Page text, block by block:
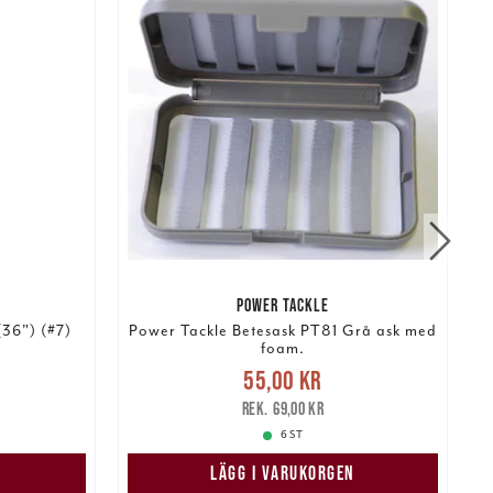
(#7)
POWER TACKLE
Power Tackle Betesask PT81 Grå ask med
foam.
Nuvarande pris :55,00 kr
pris: 69,00 kr
55,00 kr
69,00 kr
6 ST
LÄGG I VARUKORGEN